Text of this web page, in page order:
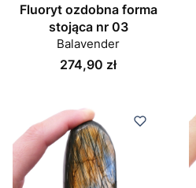
Fluoryt ozdobna forma
stojąca nr 03
Balavender
Cena
274,90 zł